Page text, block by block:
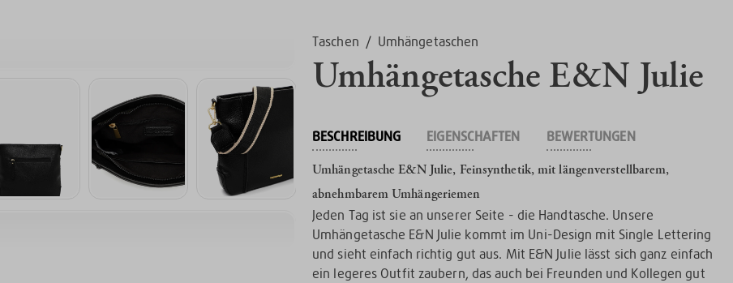
Taschen / Umhängetaschen
Umhängetasche E&N Julie
BESCHREIBUNG EIGENSCHAFTEN BEWERTUNGEN
Umhängetasche E&N Julie, Feinsynthetik, mit längenverstellbarem,
abnehmbarem Umhängeriemen
Jeden Tag ist sie an unserer Seite - die Handtasche. Unsere
Umhängetasche E&N Julie kommt im Uni-Design mit Single Lettering
und sieht einfach richtig gut aus. Mit E&N Julie lässt sich ganz einfach
ein legeres Outfit zaubern, das auch bei Freunden und Kollegen gut